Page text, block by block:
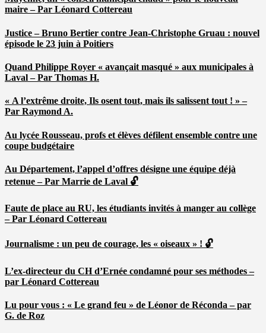
maire – Par Léonard Cottereau
Justice – Bruno Bertier contre Jean-Christophe Gruau : nouvel
épisode le 23 juin à Poitiers
Quand Philippe Royer « avançait masqué » aux municipales à
Laval – Par Thomas H.
« A l’extrême droite, Ils osent tout, mais ils salissent tout ! » –
Par Raymond A.
Au lycée Rousseau, profs et élèves défilent ensemble contre une
coupe budgétaire
Au Département, l’appel d’offres désigne une équipe déjà
retenue – Par Marrie de Laval 🔓
Faute de place au RU, les étudiants invités à manger au collège
– Par Léonard Cottereau
Journalisme : un peu de courage, les « oiseaux » ! 🔓
L’ex-directeur du CH d’Ernée condamné pour ses méthodes –
par Léonard Cottereau
Lu pour vous : « Le grand feu » de Léonor de Réconda – par
G. de Roz